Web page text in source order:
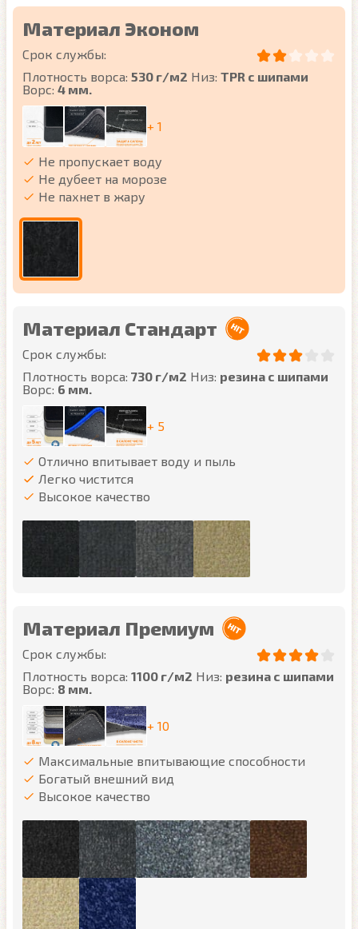
Материал Эконом
Срок службы:
Плотность ворса: 530 г/м2 Низ: TPR с шипами
Ворс: 4 мм.
+ 1
Не пропускает воду
Не дубеет на морозе
Не пахнет в жару
Материал Стандарт
Срок службы:
Плотность ворса: 730 г/м2 Низ: резина с шипами
Ворс: 6 мм.
+ 5
Отлично впитывает воду и пыль
Легко чистится
Высокое качество
Материал Премиум
Срок службы:
Плотность ворса: 1100 г/м2 Низ: резина с шипами
Ворс: 8 мм.
+ 10
Максимальные впитывающие способности
Богатый внешний вид
Высокое качество